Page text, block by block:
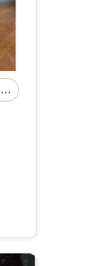
TIARA MANDIRI PERKASA